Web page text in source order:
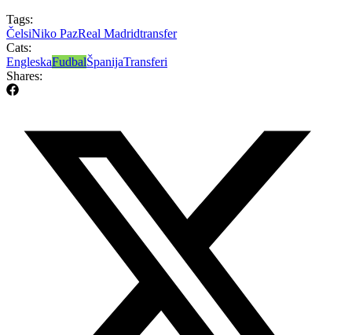
Tags:
ČelsiNiko PazReal Madridtransfer
Cats:
EngleskaFudbalŠpanijaTransferi
Shares: